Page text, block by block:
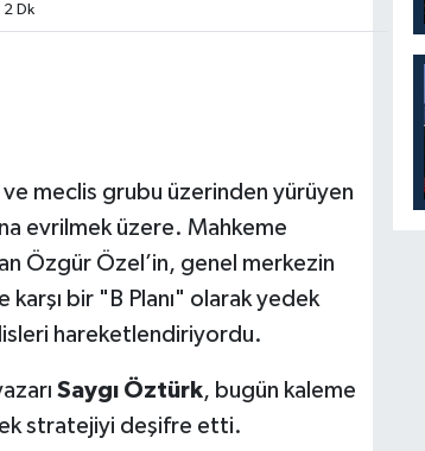
2 Dk
meclis grubu üzerinden yürüyen
evrilmek üzere. Mahkeme
Özgür Özel’in, genel merkezin
karşı bir "B Planı" olarak yedek
hareketlendiriyordu.
Saygı Öztürk, bugün kaleme
stratejiyi deşifre etti.